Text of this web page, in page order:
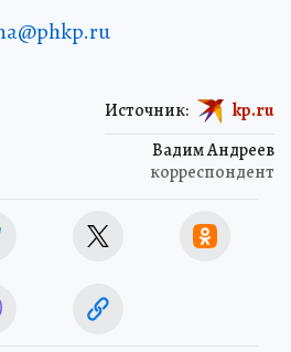
Вадим Андреев
корреспондент
Источник: kp.ru